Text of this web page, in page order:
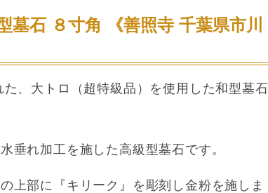
石 ８寸角 《善照寺 千葉県市川
、大トロ（超特級品）を使用した和型墓石
垂れ加工を施した高級型墓石です。
上部に『キリーク』を彫刻し金粉を施しま